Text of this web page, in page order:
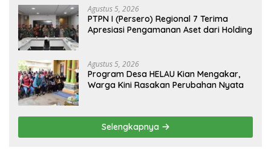
Agustus 5, 2026
PTPN I (Persero) Regional 7 Terima
Apresiasi Pengamanan Aset dari Holding
Agustus 5, 2026
Program Desa HELAU Kian Mengakar,
Warga Kini Rasakan Perubahan Nyata
Selengkapnya